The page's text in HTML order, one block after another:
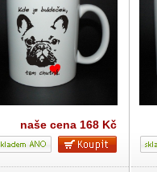
naše cena 168 Kč